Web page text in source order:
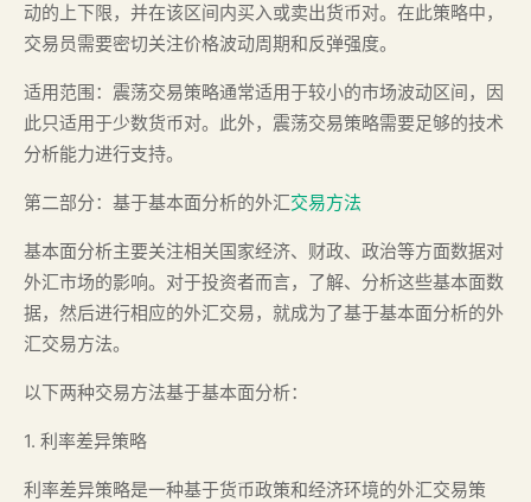
动的上下限，并在该区间内买入或卖出货币对。在此策略中，
交易员需要密切关注价格波动周期和反弹强度。
适用范围：震荡交易策略通常适用于较小的市场波动区间，因
此只适用于少数货币对。此外，震荡交易策略需要足够的技术
分析能力进行支持。
第二部分：基于基本面分析的外汇交易方法
基本面分析主要关注相关国家经济、财政、政治等方面数据对
外汇市场的影响。对于投资者而言，了解、分析这些基本面数
据，然后进行相应的外汇交易，就成为了基于基本面分析的外
汇交易方法。
以下两种交易方法基于基本面分析：
1. 利率差异策略
利率差异策略是一种基于货币政策和经济环境的外汇交易策